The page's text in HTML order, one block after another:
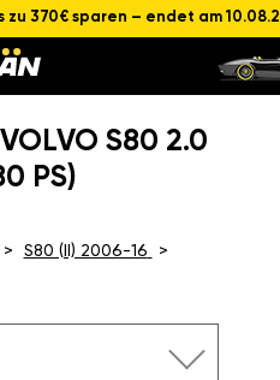
zu 370€ sparen – endet am
S80 2.0
PS)
S80 (II) 2006-16